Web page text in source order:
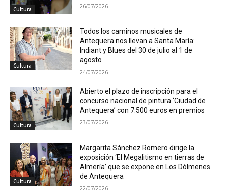
Cultura 26/07/2026
Cultura
Todos los caminos musicales de
Antequera nos llevan a Santa María:
Indiant y Blues del 30 de julio al 1 de
agosto
24/07/2026
Cultura
Abierto el plazo de inscripción para el
concurso nacional de pintura ‘Ciudad de
Antequera’ con 7.500 euros en premios
23/07/2026
Cultura
Margarita Sánchez Romero dirige la
exposición ‘El Megalitismo en tierras de
Almería’ que se expone en Los Dólmenes
de Antequera
22/07/2026